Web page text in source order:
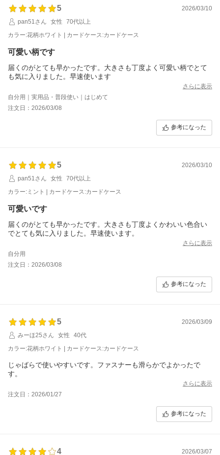
5
2026/03/10
pan51さん
女性
70代以上
カラー:花柄ホワイト | カードケース:カードケース
可愛い柄です
届くのがとても早かったです。大きさも丁度よく可愛い柄でとて
も気に入りました。早速使います
さらに表示
自分用｜実用品・普段使い｜はじめて
注文日：2026/03/08
参考になった
5
2026/03/10
pan51さん
女性
70代以上
カラー:ミント | カードケース:カードケース
可愛いです
届くのがとても早かったです。大きさも丁度よくかわいい色合い
でとても気に入りました。早速使います。
さらに表示
自分用
注文日：2026/03/08
参考になった
5
2026/03/09
みーほ25さん
女性
40代
カラー:花柄ホワイト | カードケース:カードケース
じゃばらで使いやすいです。ファスナーも滑らかでよかったで
す。
さらに表示
注文日：2026/01/27
参考になった
4 2026/03/07